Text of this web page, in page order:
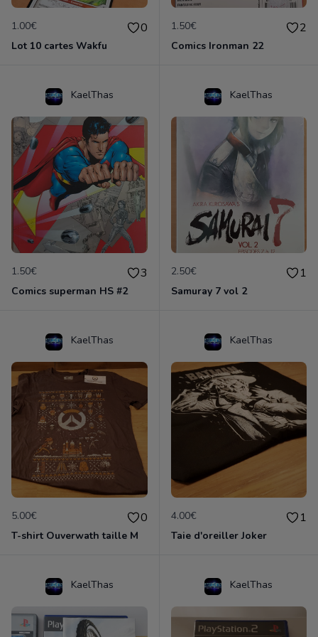
1.00€ 0
Lot 10 cartes Wakfu
1.50€ 2
Comics Ironman 22
KaelThas
1.50€ 3
Comics superman HS #2
KaelThas
2.50€ 1
Samuray 7 vol 2
KaelThas
5.00€ 0
T-shirt Ouverwath taille M
KaelThas
4.00€ 1
Taie d'oreiller Joker
KaelThas KaelThas